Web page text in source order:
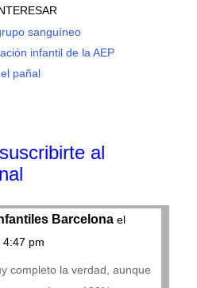
sanguíneo
infantil de la AEP
pañal
al
Barcelona el
4:47 pm
completo la verdad, aunque